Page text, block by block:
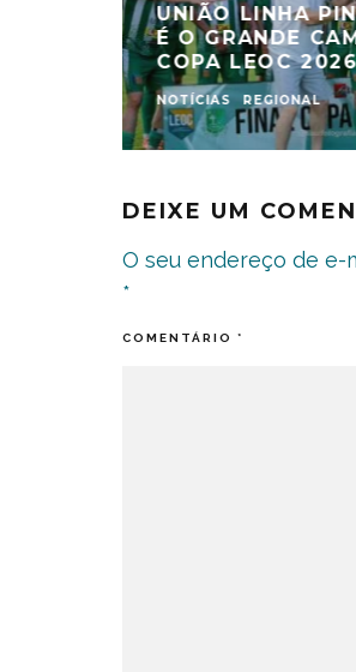
UNIÃO LINHA
É O GRANDE
COPA LEOC 2026
NOTÍCIAS REGIONAL
DEIXE UM
O seu endereço de e-
*
COMENTÁRIO *